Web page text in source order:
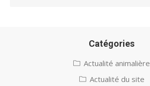
Catégories
Actualité animalière
Actualité du site